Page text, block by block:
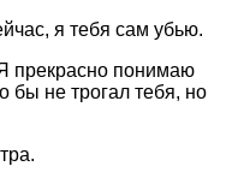
я тебя сам убью.
прекрасно понимаю
бы не трогал тебя, но